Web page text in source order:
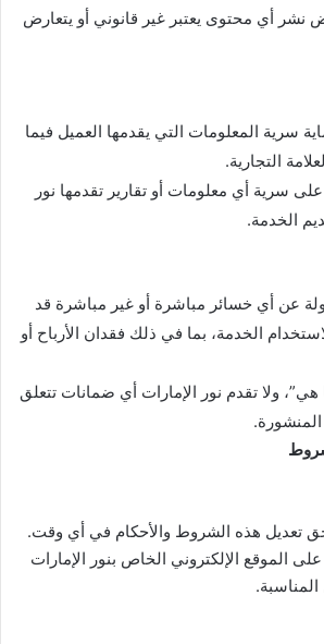
نشر أي محتوى يعتبر غير قانوني أو يتعارض
سرية المعلومات التي يقدمها العميل فيما
التجارية.
سرية أي معلومات أو تقارير تقدمها نور
الخدمة.
عن أي خسائر مباشرة أو غير مباشرة قد
الخدمة، بما في ذلك فقدان الأرباح أو
هي”، ولا تقدم نور الإمارات أي ضمانات تتعلق
المنشورة.
تعديل هذه الشروط والأحكام في أي وقت.
الموقع الإلكتروني الخاص بنور الإمارات